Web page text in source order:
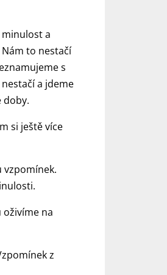
a
to nestačí
s
a jdeme
doby.
si ještě více
vzpomínek.
na
z